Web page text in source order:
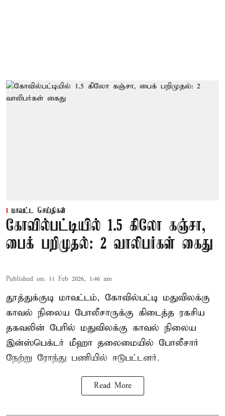
மாவட்ட செய்திகள்
கோவில்பட்டியில் 1.5 கிலோ கஞ்சா,
பைக் பறிமுதல்: 2 வாலிபர்கள் கைது
Published on: 11 Feb 2026, 1:46 am
தூத்துக்குடி மாவட்டம், கோவில்பட்டி மதுவிலக்கு
காவல் நிலைய போலீசாருக்கு கிடைத்த ரகசிய
தகவலின் பேரில் மதுவிலக்கு காவல் நிலைய
இன்ஸ்பெக்டர் மீஹா தலைமையில் போலீசார்
நேற்று ரோந்து பணியில் ஈடுபட்டனர்.
Read More